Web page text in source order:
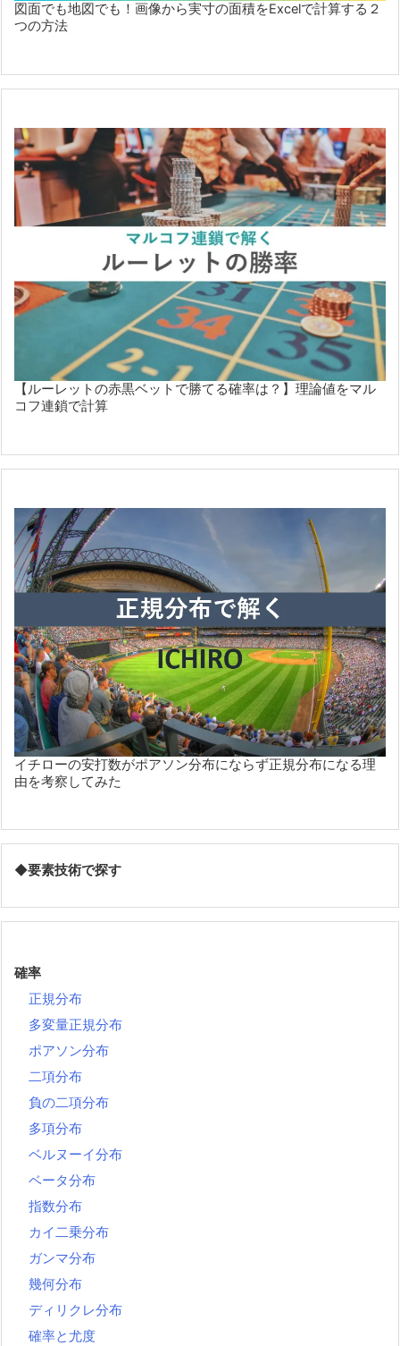
図面でも地図でも！画像から実寸の面積をExcelで計算する２
つの方法
【ルーレットの赤黒ベットで勝てる確率は？】理論値をマル
コフ連鎖で計算
イチローの安打数がポアソン分布にならず正規分布になる理
由を考察してみた
◆要素技術で探す
確率
正規分布
多変量正規分布
ポアソン分布
二項分布
負の二項分布
多項分布
ベルヌーイ分布
ベータ分布
指数分布
カイ二乗分布
ガンマ分布
幾何分布
ディリクレ分布
確率と尤度